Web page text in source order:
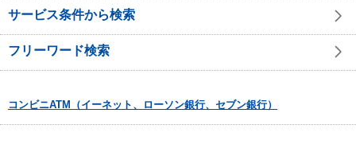
サービス条件から検索
フリーワード検索
コンビニATM（イーネット、ローソン銀行、セブン銀行）